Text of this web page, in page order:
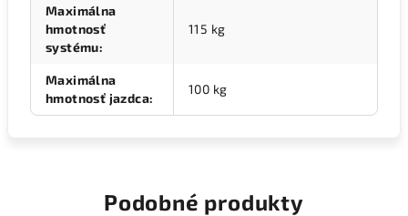
Maximálna
hmotnosť
systému:
115 kg
Maximálna
hmotnosť jazdca:
100 kg
Podobné produkty